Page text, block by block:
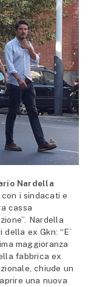
Nardella
i sindacati e
cassa
Nardella
ex Gkn: “E’
maggioranza
fabbrica ex
chiude un
una nuova